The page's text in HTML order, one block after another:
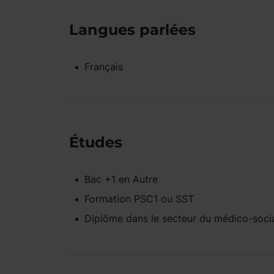
Langues parlées
Français
Études
Bac +1 en Autre
Formation PSC1 ou SST
Diplôme dans le secteur du médico-